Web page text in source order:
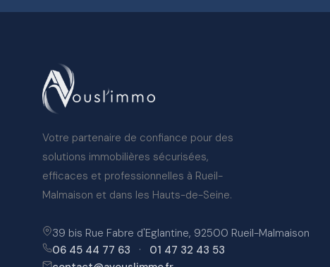
Votre partenaire de confiance pour des
solutions immobilières sécurisées,
efficaces et professionnelles à Rueil-
Malmaison et dans les Hauts-de-Seine.
39 bis Rue Fabre d'Eglantine, 92500 Rueil-Malmaison
06 45 44 77 63 · 01 47 32 43 53